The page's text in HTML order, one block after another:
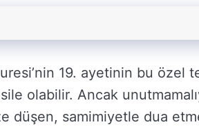
19. ayetinin bu özel
olabilir. Ancak
düşen, samimiyetle dua